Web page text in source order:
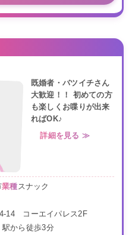
既婚者・バツイチさん
大歓迎！！ 初めての方
も楽しくお喋りが出来
ればOK♪
詳細を見る ≫
業種スナック
14 コーエイパレス2F
から徒歩3分